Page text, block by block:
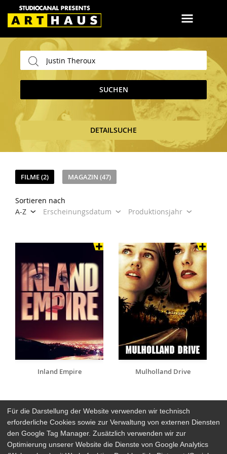
SUCHEN
DETAILSUCHE
FILME (2) MAGAZIN (47)
Sortieren nach
A-Z
Erscheinungsdatum Produktionsjahr
Inland Empire Mulholland Drive
Arthaus Stores
Für die Darstellung der Website verwenden wir technisch
erforderliche Cookies sowie zur Verwaltung von externen Diensten
den Google Tag Manager. Zusätzlich verwenden wir zur
Optimierung unserer Website die Dienste von Google Analytics